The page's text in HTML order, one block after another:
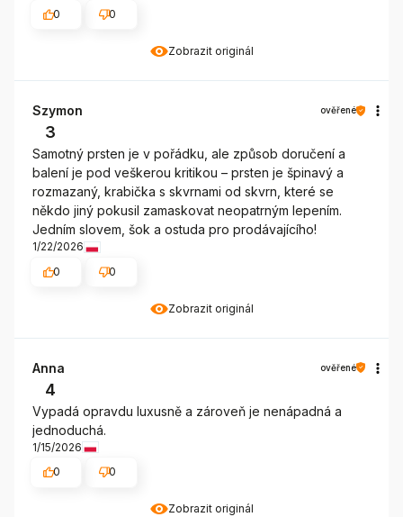
Zobrazit originál
0 0
Zobrazit originál
Szymon ověřené
3
Samotný prsten je v pořádku, ale způsob doručení a
balení je pod veškerou kritikou – prsten je špinavý a
rozmazaný, krabička s skvrnami od skvrn, které se
někdo jiný pokusil zamaskovat neopatrným lepením.
Jedním slovem, šok a ostuda pro prodávajícího!
1/22/2026
0
0
Zobrazit originál
Anna ověřené
4
Vypadá opravdu luxusně a zároveň je nenápadná a
jednoduchá.
1/15/2026
0
0